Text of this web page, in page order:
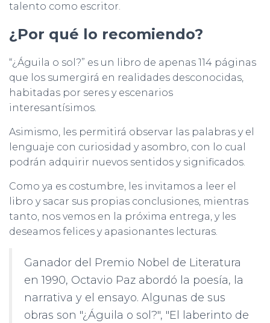
talento como escritor.
¿Por qué lo recomiendo?
“¿Águila o sol?” es un libro de apenas 114 páginas
que los sumergirá en realidades desconocidas,
habitadas por seres y escenarios
interesantísimos.
Asimismo, les permitirá observar las palabras y el
lenguaje con curiosidad y asombro, con lo cual
podrán adquirir nuevos sentidos y significados.
Como ya es costumbre, les invitamos a leer el
libro y sacar sus propias conclusiones, mientras
tanto, nos vemos en la próxima entrega, y les
deseamos felices y apasionantes lecturas.
Ganador del Premio Nobel de Literatura
en 1990, Octavio Paz abordó la poesía, la
narrativa y el ensayo. Algunas de sus
obras son "¿Águila o sol?", "El laberinto de